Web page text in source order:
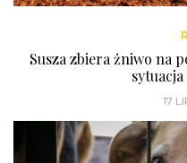
Susza zbiera żniwo na
17